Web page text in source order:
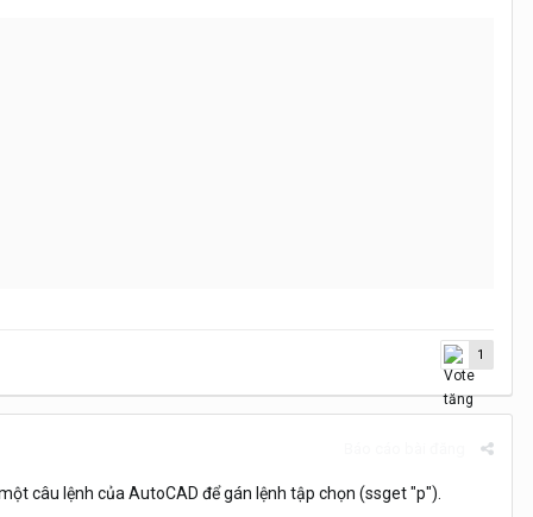
1
câu lệnh của AutoCAD để gán lệnh tập chọn (ssget "p").